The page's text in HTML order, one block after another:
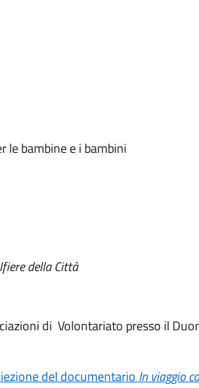
le bambine e i bambini
della Città
di Volontariato presso il
del documentario In viaggio